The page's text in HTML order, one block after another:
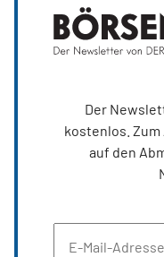
Der
kostenlos.
auf den